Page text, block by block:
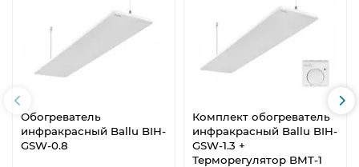
Обогреватель
инфракрасный Ballu BIH-
GSW-0.8
Комплект обогреватель
инфракрасный Ballu BIH-
GSW-1.3 +
Терморегулятор BMT-1